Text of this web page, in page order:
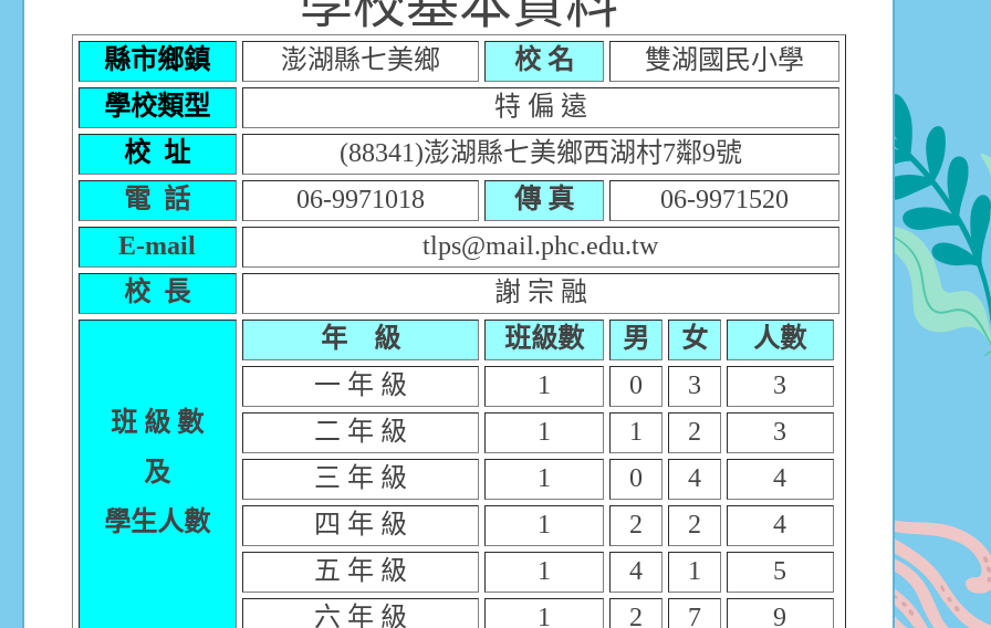
縣市鄉鎮 澎湖縣七美鄉 校 名
雙湖國民小學
學校類型
特 偏 遠
校 址
(88341)澎湖縣七美鄉西湖村7鄰9號
電 話
06-9971018 傳 真
06-9971520
E-mail
tlps@mail.phc.edu.tw
校 長
謝 宗 融
班 級 數
及
學生人數
年 級 班級數 男 女
人數
一 年 級
1 0 3
3
二 年 級
1 1 2
3
三 年 級
1 0 4
4
四 年 級
1 2 2
4
五 年 級
1 4 1
5
六 年 級
1 2 7 9